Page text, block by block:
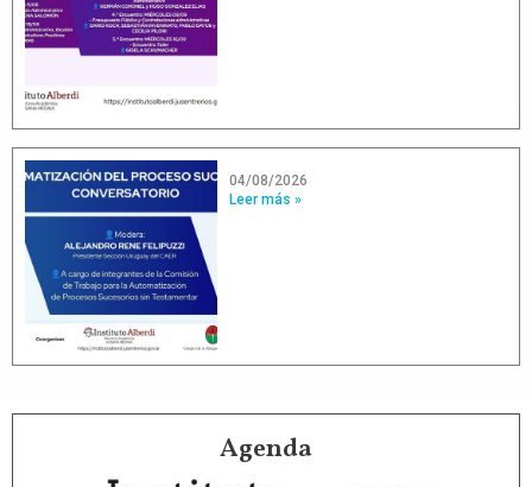
04/08/2026
Leer más »
Agenda